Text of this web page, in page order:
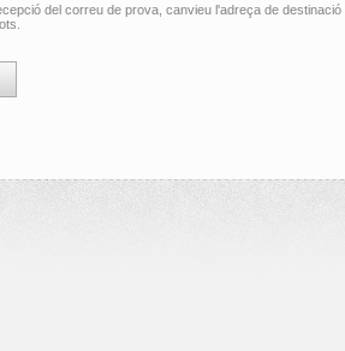
del correu de prova, canvieu l'adreça de